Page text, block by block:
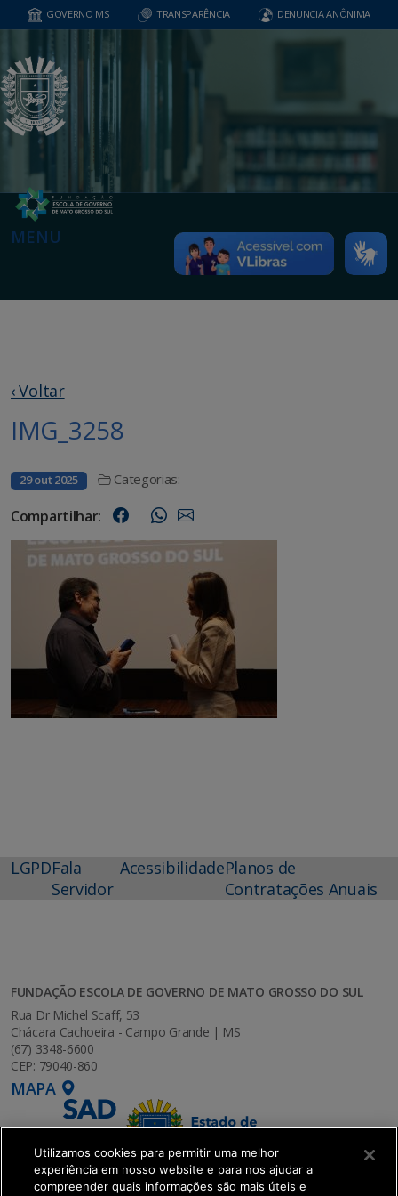
GOVERNO MS TRANSPARÊNCIA DENUNCIA ANÔNIMA
MENU
‹ Voltar
IMG_3258
29 out 2025 Categorias:
Compartilhar:
LGPDFala
Servidor
AcessibilidadePlanos de
Contratações Anuais
FUNDAÇÃO ESCOLA DE GOVERNO DE MATO GROSSO DO SUL
Rua Dr Michel Scaff, 53
Chácara Cachoeira - Campo Grande | MS
(67) 3348-6600
CEP: 79040-860
MAPA
Utilizamos cookies para permitir uma melhor
experiência em nosso website e para nos ajudar a
compreender quais informações são mais úteis e